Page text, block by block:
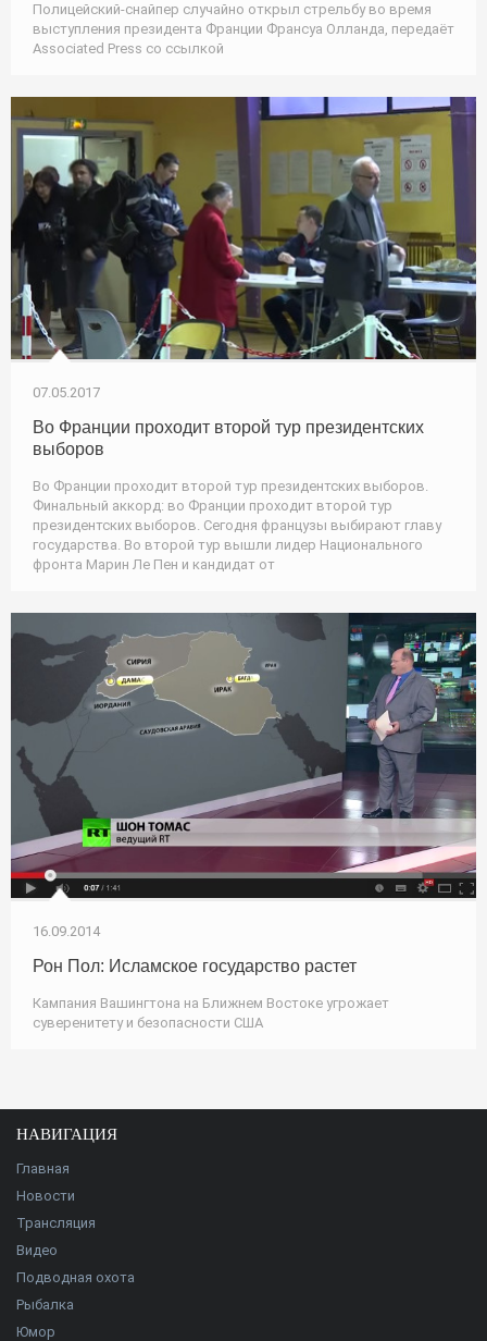
Полицейский-снайпер случайно открыл стрельбу во время
выступления президента Франции Франсуа Олланда, передаёт
Associated Press со ссылкой
07.05.2017
Во Франции проходит второй тур президентских
выборов
Во Франции проходит второй тур президентских выборов.
Финальный аккорд: во Франции проходит второй тур
президентских выборов. Сегодня французы выбирают главу
государства. Во второй тур вышли лидер Национального
фронта Марин Ле Пен и кандидат от
16.09.2014
Рон Пол: Исламское государство растет
Кампания Вашингтона на Ближнем Востоке угрожает
суверенитету и безопасности США
НАВИГАЦИЯ
Главная
Новости
Трансляция
Видео
Подводная охота
Рыбалка
Юмор